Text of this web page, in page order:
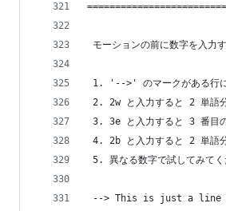
モーションの前に数字を入力
1. '-->' のマークがある行に
2. 2w と入力すると 2 単語分
3. 3e と入力すると 3 番目の
4. 2b と入力すると 2 単語分
5. 異なる数字で試してみてく
--> This is just a line